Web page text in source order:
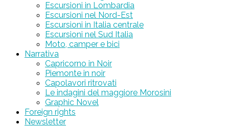
Escursioni in Lombardia
Escursioni nel Nord-Est
Escursioni in Italia centrale
Escursioni nel Sud Italia
Moto, camper e bici
Narrativa
Capricorno in Noir
Piemonte in noir
Capolavori ritrovati
Le indagini del maggiore Morosini
Graphic Novel
Foreign rights
Newsletter